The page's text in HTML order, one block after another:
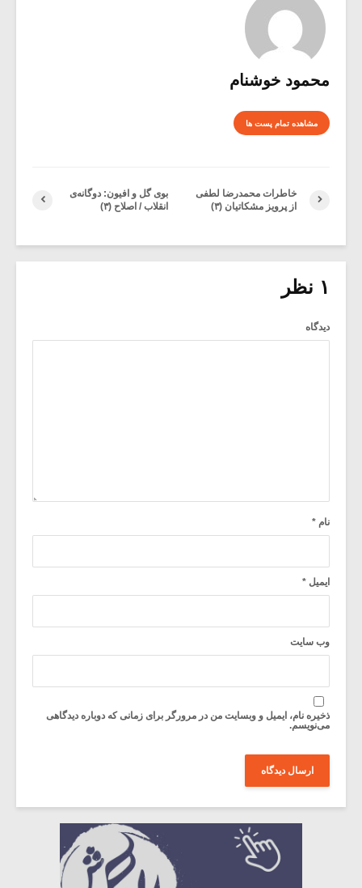
محمود خوشنام
مشاهده تمام پست ها
بوی گل و افیون: دوگانه‌ی
انقلاب / اصلاح (۳)
خاطرات محمدرضا لطفی
از پرویز مشکاتیان (۳)
۱ نظر
دیدگاه
نام *
ایمیل *
وب‌ سایت
ذخیره نام، ایمیل و وبسایت من در مرورگر برای زمانی که دوباره دیدگاهی
می‌نویسم.